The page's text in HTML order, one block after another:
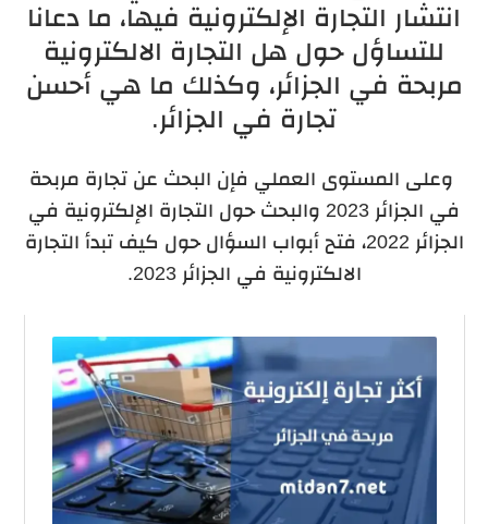
انتشار التجارة الإلكترونية فيها، ما دعانا
للتساؤل حول هل التجارة الالكترونية
مربحة في الجزائر، وكذلك ما هي أحسن
تجارة في الجزائر.
وعلى المستوى العملي فإن البحث عن تجارة مربحة
في الجزائر 2023 والبحث حول التجارة الإلكترونية في
الجزائر 2022، فتح أبواب السؤال حول كيف تبدأ التجارة
الالكترونية في الجزائر 2023.